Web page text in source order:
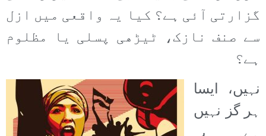
گزارتی آئی ہے؟ کیا یہ واقعی میں ازل
سے صنف نازک، ٹیڑھی پسلی یا مظلوم
ہے؟
نہیں، ایسا
ہر گز نہیں